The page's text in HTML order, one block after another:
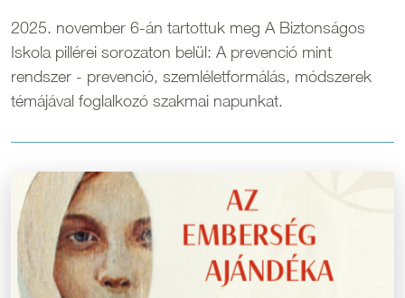
2025. november 6-án tartottuk meg A Biztonságos
Iskola pillérei sorozaton belül: A prevenció mint
rendszer - prevenció, szemléletformálás, módszerek
témájával foglalkozó szakmai napunkat.
Kép